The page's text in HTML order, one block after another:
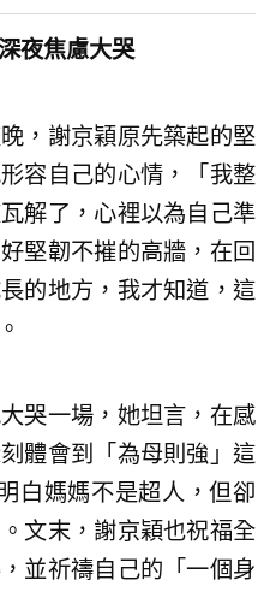
夜焦慮大哭
，謝京穎原先築起的堅
容自己的心情，「我整
解了，心裡以為自己準
堅韌不摧的高牆，在回
的地方，我才知道，這
哭一場，她坦言，在感
體會到「為母則強」這
白媽媽不是超人，但卻
文末，謝京穎也祝福全
並祈禱自己的「一個身